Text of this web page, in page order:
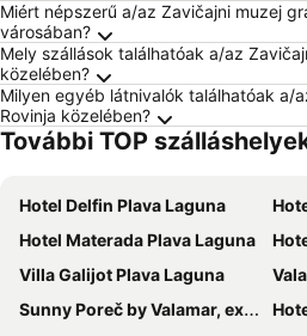
Miért népszerű a/az Zavičajni muzej
városában?
Mely szállások találhatóak a/az
közelében?
Milyen egyéb látnivalók találhatóak a/
Rovinja közelében?
További TOP
Hotel Delfin Plava Laguna
Hotel Materada Plava Laguna
Villa Galijot Plava Laguna
Sunny Poreč by Valamar, ex. Crystal